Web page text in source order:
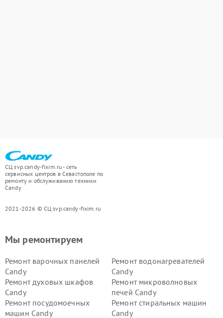
СЦ svp.candy-fixim.ru - сеть
сервисных центров в Севастополе по
ремонту и обслуживанию техники
Candy
2021-2026 © СЦ svp.candy-fixim.ru
Мы ремонтируем
Ремонт варочных панелей
Candy
Ремонт водонагревателей
Candy
Ремонт духовых шкафов
Candy
Ремонт микроволновых
печей Candy
Ремонт посудомоечных
машин Candy
Ремонт стиральных машин
Candy